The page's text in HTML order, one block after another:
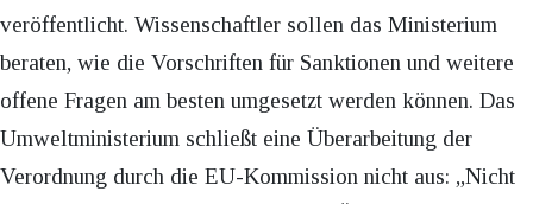
veröffentlicht. Wissenschaftler sollen das Ministerium
beraten, wie die Vorschriften für Sanktionen und weitere
offene Fragen am besten umgesetzt werden können. Das
Umweltministerium schließt eine Überarbeitung der
Verordnung durch die EU-Kommission nicht aus: „Nicht